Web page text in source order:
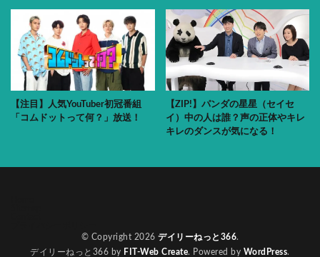
【注目】人気YouTuber初冠番組
「コムドットって何？」放送！
【ZIP!】パンダの星星（セイセ
イ）中の人は誰？声の正体やキレ
キレのダンスが気になる！
© Copyright 2026 デイリーねっと366.
デイリーねっと366 by FIT-Web Create. Powered by WordPress.